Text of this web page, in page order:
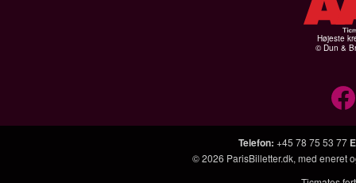
Højeste
© Dun &
Telefon: +45 78 75 53 77
© 2026 ParisBilletter.dk, med eneret